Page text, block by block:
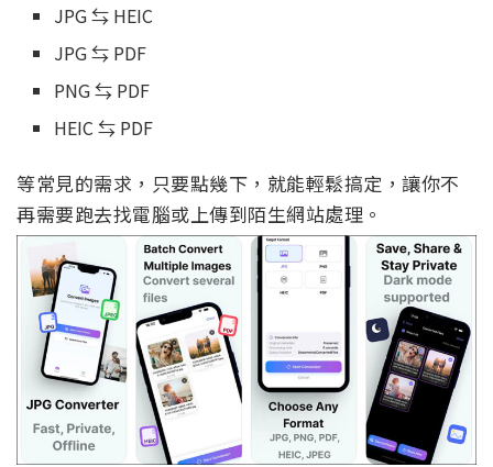
JPG ⇆ HEIC
JPG ⇆ PDF
PNG ⇆ PDF
HEIC ⇆ PDF
等常見的需求，只要點幾下，就能輕鬆搞定，讓你不
再需要跑去找電腦或上傳到陌生網站處理。